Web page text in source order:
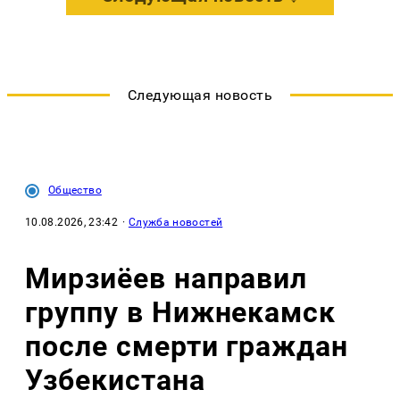
Следующая новость
Общество
10.08.2026, 23:42 · Служба новостей
Мирзиёев направил
группу в Нижнекамск
после смерти граждан
Узбекистана